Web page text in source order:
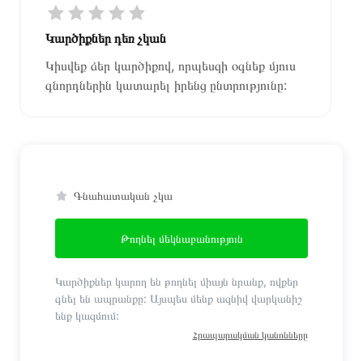
Կարծիքներ դեռ չկան
Կիսվեք ձեր կարծիքով, որպեսզի օգնեք մյուս
գնորդներին կատարել իրենց ընտրությունը:
Գնահատական չկա
Թողնել մեկնաբանություն
Կարծիքներ կարող են թողնել միայն նրանք, ովքեր
գնել են ապրանքը: Այսպես մենք ազնիվ վարկանիշ
ենք կազմում:
Հրապարակման կանոնները